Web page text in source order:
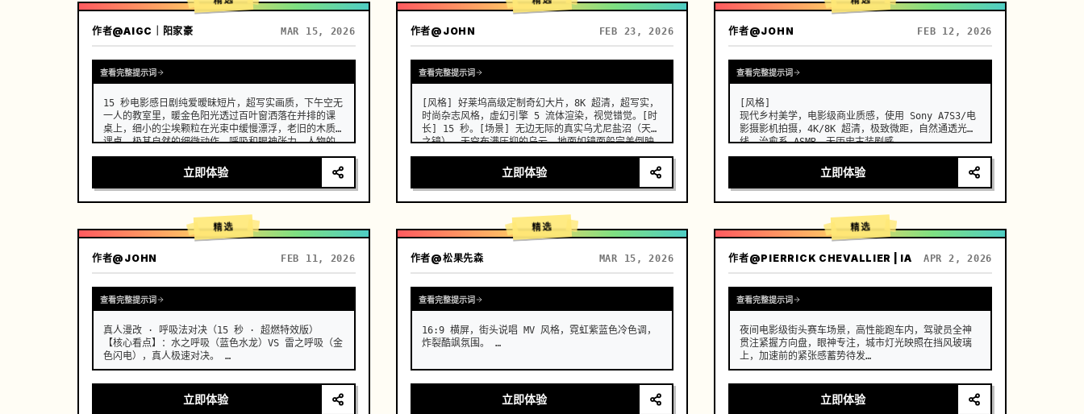
作者@AIGC｜阳家豪 MAR 15, 2026
查看完整提示词
15 秒电影感日剧纯爱暧昧短片，超写实画质，下午空无
一人的教室里，暖金色阳光透过百叶窗洒落在并排的课
桌上，细小的尘埃颗粒在光束中缓慢漂浮，老旧的木质
课桌，极其自然的细微动作、呼吸和眼神张力，人物的
面部、服装和发型在整个过程中保持一致，没有变形、
漂移或伪影，真实的胸部轻微起伏与呼吸同步，浅景
深，奶油般模糊的背景，温暖的胶片颗粒，8K 锐利，日
系青春克制的心动窒息感。 …
立即体验
作者@JOHN FEB 23, 2026
查看完整提示词
[风格] 好莱坞高级定制奇幻大片，8K 超清，超写实，
时尚杂志风格，虚幻引擎 5 流体渲染，视觉错觉。[时
长] 15 秒。[场景] 无边无际的真实乌尤尼盐沼（天空
之镜）。天空布满压抑的乌云，地面如镜面般完美倒映
一切，整体画面呈现极简冷色调。[00:00-00:05] 镜
头 1：高定入场与瓷肌。机位：极低角度仰拍，超长焦
镜头推近。动作：一位辨识度极高的亚洲高定脸女模
特，在水面上冷酷行走。效果：她身着并非布料，而是
流动着的真实液态青花瓷长裙。行走时裙摆发出真实陶
瓷般的清脆碰撞声，表面流淌着光泽。传统的青花纹样
在白色瓷质…
立即体验
作者@JOHN FEB 12, 2026
查看完整提示词
[风格]
现代乡村美学，电影级商业质感，使用 Sony A7S3/电
影摄影机拍摄，4K/8K 超清，极致微距，自然通透光
线，治愈系 ASMR，无历史古装剧感。
一个维护良好、现代化的农舍开放式厨房，背景是郁郁
葱葱的菜园，阳光明媚。
现代乡村创作者，黑色长发随意用木簪挽起，身穿深蓝
色舒适亚麻服饰，妆容清淡，眼神专注而平静。
[镜头细节]
画面：高清特写。晨光侧逆光打在植物上。
动作：创作者的双手（手指修长干净）从藤蔓上摘下一
颗挂着晶莹…
立即体验
精选
作者@JOHN FEB 11, 2026
查看完整提示词
真人漫改 · 呼吸法对决（15 秒 · 超燃特效版）
【核心看点】：水之呼吸（蓝色水龙）VS 雷之呼吸（金
色闪电），真人极速对决。 …
立即体验
精选
作者@松果先森 MAR 15, 2026
查看完整提示词
16:9 横屏，街头说唱 MV 风格，霓虹紫蓝色冷色调，
炸裂酷飒氛围。 …
立即体验
精选
作者@PIERRICK CHEVALLIER | IA APR 2, 2026
查看完整提示词
夜间电影级街头赛车场景，高性能跑车内，驾驶员全神
贯注紧握方向盘，眼神专注，城市灯光映照在挡风玻璃
上，加速前的紧张感蓄势待发
运镜：采用具备无缝转场的快速多角度系统，内景特写
→ 肩后视角 → 外景追踪 → 低机位贴地拍摄，超动态运
镜，结合急摇镜头（whip pans）+ 变速转场（speed
立即体验